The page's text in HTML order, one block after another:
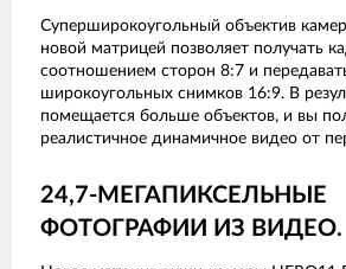
Суперширокоугольный объектив
новой матрицей позволяет получать
соотношением сторон 8:7 и
широкоугольных снимков 16:9. В
помещается больше объектов, и вы
реалистичное динамичное видео от
24,7-МЕГАПИКСЕЛЬНЫЕ
ФОТОГРАФИИ ИЗ ВИДЕО.